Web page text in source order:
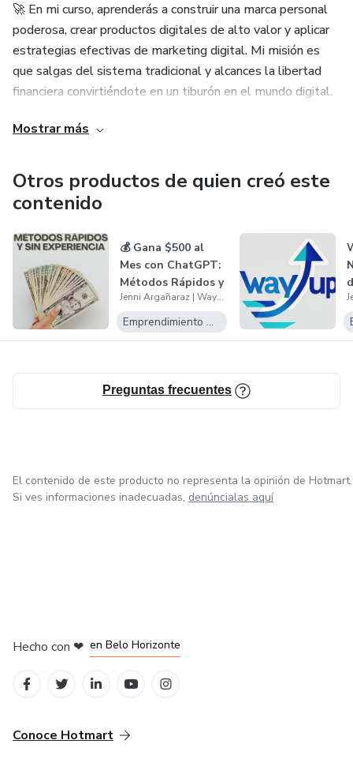
🚀 En mi curso, aprenderás a construir una marca personal
poderosa, crear productos digitales de alto valor y aplicar
estrategias efectivas de marketing digital. Mi misión es
que salgas del sistema tradicional y alcances la libertad
financiera convirtiéndote en un tiburón en el mundo digital.
🔥 ¿Estás listo para despegar tu negocio y cambiar tu vida?
Mostrar más
Otros productos de quien creó este
contenido
💰 Gana $500 al
Mes con ChatGPT:
Métodos Rápidos y
Sin Exper...
Jenni Argañaraz | WayUp
Emprendimiento Digital
Preguntas frecuentes
El contenido de este producto no representa la opinión de Hotmart.
Si ves informaciones inadecuadas, denúncialas aquí
Hecho con ❤ en Belo Horizonte
Conoce Hotmart